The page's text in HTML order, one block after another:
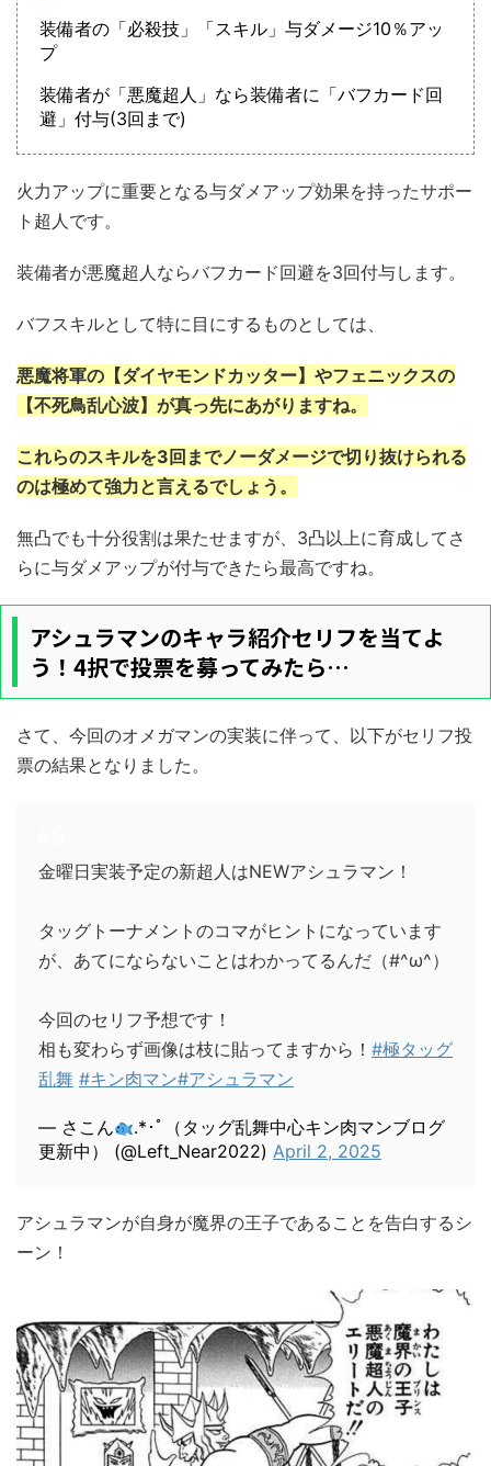
装備者の「必殺技」「スキル」与ダメージ10％アッ
プ
装備者が「悪魔超人」なら装備者に「バフカード回
避」付与(3回まで)
火力アップに重要となる与ダメアップ効果を持ったサポー
ト超人です。
装備者が悪魔超人ならバフカード回避を3回付与します。
バフスキルとして特に目にするものとしては、
悪魔将軍の【ダイヤモンドカッター】やフェニックスの
【不死鳥乱心波】が真っ先にあがりますね。
これらのスキルを3回までノーダメージで切り抜けられる
のは極めて強力と言えるでしょう。
無凸でも十分役割は果たせますが、3凸以上に育成してさ
らに与ダメアップが付与できたら最高ですね。
アシュラマンのキャラ紹介セリフを当てよ
う！4択で投票を募ってみたら…
さて、今回のオメガマンの実装に伴って、以下がセリフ投
票の結果となりました。
金曜日実装予定の新超人はNEWアシュラマン！
タッグトーナメントのコマがヒントになっています
が、あてにならないことはわかってるんだ（#^ω^）
今回のセリフ予想です！
相も変わらず画像は枝に貼ってますから！ #極タッグ
乱舞 #キン肉マン#アシュラマン
— さこん
.*･ﾟ（タッグ乱舞中心キン肉マンブログ
更新中） (@Left_Near2022) April 2, 2025
アシュラマンが自身が魔界の王子であることを告白するシ
ーン！